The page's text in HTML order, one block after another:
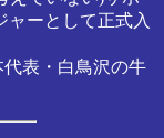
ャーとして正式入
表・白鳥沢の牛